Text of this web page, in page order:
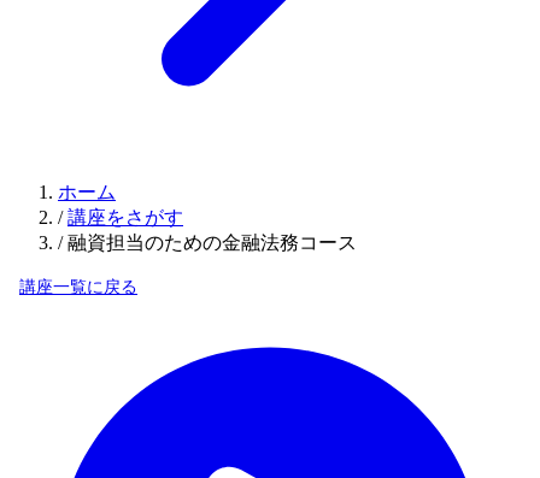
ホーム
/ 講座をさがす
/ 融資担当のための金融法務コース
講座一覧に戻る